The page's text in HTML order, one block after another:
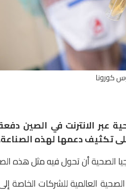
كورونا
عبر الانترنت في الصين
تكثيف دعمها لهذه
الصحية أن تحول فيه مثل هذه
العالمية للشركات